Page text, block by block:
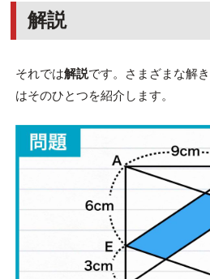
解説
それでは解説です。さまざまな解
はそのひとつを紹介します。